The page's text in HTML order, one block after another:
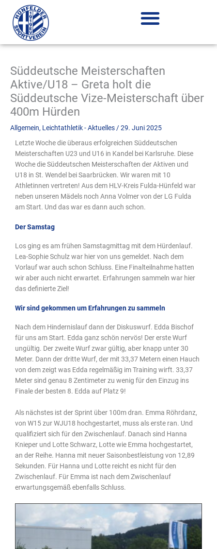
Inhalt
springen
Süddeutsche Meisterschaften
Aktive/U18 – Greta holt die
Süddeutsche Vize-Meisterschaft über
400m Hürden
Allgemein, Leichtathletik - Aktuelles /29. Juni 2025
Letzte Woche die überaus erfolgreichen Süddeutschen
Meisterschaften U23 und U16 in Kandel bei Karlsruhe. Diese
Woche die Süddeutschen Meisterschaften der Aktiven und
U18 in St. Wendel bei Saarbrücken. Wir waren mit 10
Athletinnen vertreten! Aus dem HLV-Kreis Fulda-Hünfeld war
neben unseren Mädels noch Anna Volmer von der LG Fulda
am Start. Und das war es dann auch schon.
Der Samstag
Los ging es am frühen Samstagmittag mit dem Hürdenlauf.
Lea-Sophie Schulz war hier von uns gemeldet. Nach dem
Vorlauf war auch schon Schluss. Eine Finalteilnahme hatten
wir aber auch nicht erwartet. Erfahrungen sammeln war hier
das definierte Ziel!
Wir sind gekommen um Erfahrungen zu sammeln
Nach dem Hindernislauf dann der Diskuswurf. Edda Bischof
für uns am Start. Edda ganz schön nervös! Der erste Wurf
ungültig. Der zweite Wurf zwar gültig, aber knapp unter 30
Meter. Dann der dritte Wurf, der mit 33,37 Metern einen Hauch
von dem zeigt was Edda regelmäßig im Training wirft. 33,37
Meter sind genau 8 Zentimeter zu wenig für den Einzug ins
Finale der besten 8. Edda auf Platz 9!
Als nächstes ist der Sprint über 100m dran. Emma Röhrdanz,
von W15 zur WJU18 hochgestartet, muss als erste ran. Und
qualifiziert sich für den Zwischenlauf. Danach sind Hanna
Knieper und Lotte Schwarz, Lotte wie Emma hochgestartet,
an der Reihe. Hanna mit neuer Saisonbestleistung von 12,89
Sekunden. Für Hanna und Lotte reicht es nicht für den
Zwischenlauf. Für Emma ist nach dem Zwischenlauf
erwartungsgemäß ebenfalls Schluss.